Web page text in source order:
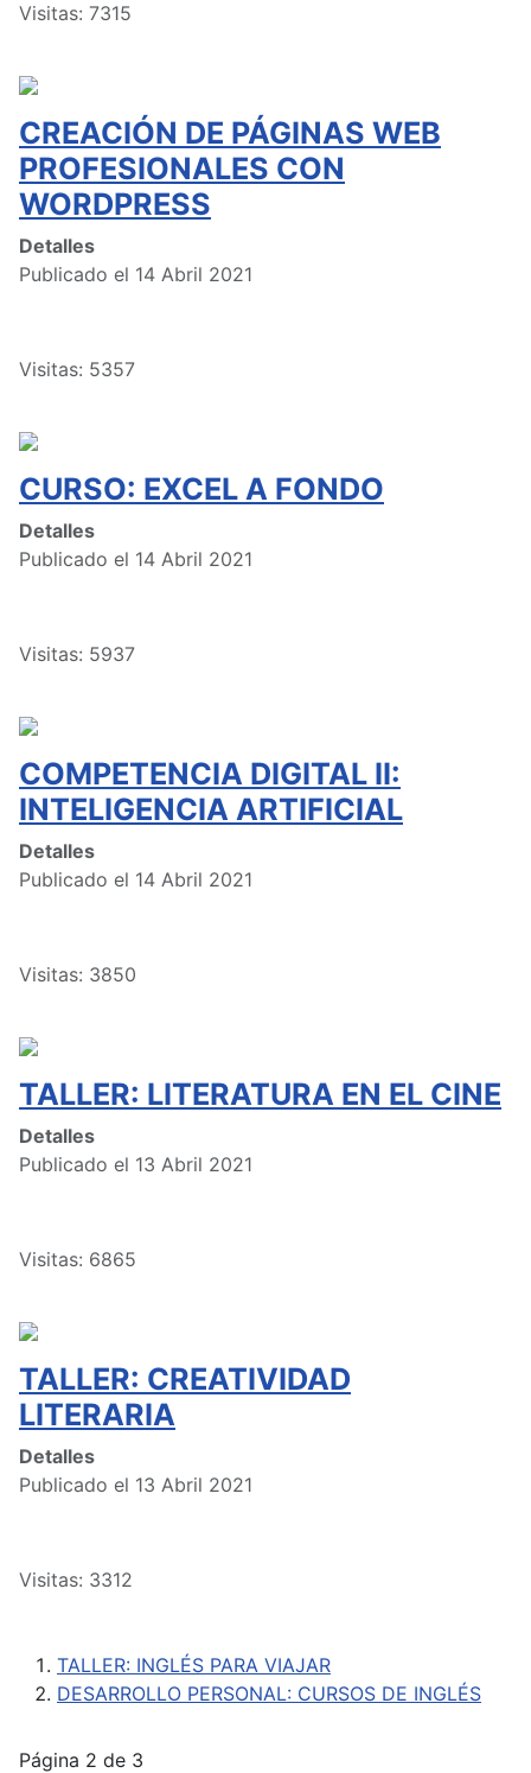
Visitas: 7315
CREACIÓN DE PÁGINAS WEB
PROFESIONALES CON
WORDPRESS
Detalles
Publicado el 14 Abril 2021
Visitas: 5357
CURSO: EXCEL A FONDO
Detalles
Publicado el 14 Abril 2021
Visitas: 5937
COMPETENCIA DIGITAL II:
INTELIGENCIA ARTIFICIAL
Detalles
Publicado el 14 Abril 2021
Visitas: 3850
TALLER: LITERATURA EN EL CINE
Detalles
Publicado el 13 Abril 2021
Visitas: 6865
TALLER: CREATIVIDAD
LITERARIA
Detalles
Publicado el 13 Abril 2021
Visitas: 3312
TALLER: INGLÉS PARA VIAJAR
DESARROLLO PERSONAL: CURSOS DE INGLÉS
Página 2 de 3